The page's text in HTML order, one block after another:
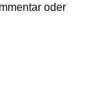
oder